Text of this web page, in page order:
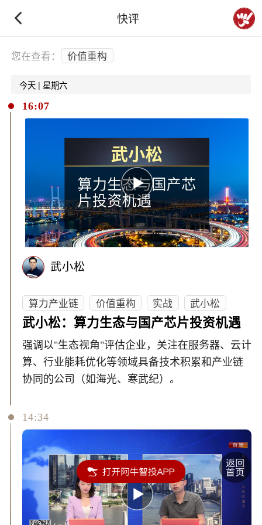
快评
下拉刷新
您在查看： 价值重构
今天 | 星期六
16:07
武小松
算力产业链 价值重构 实战
武小松
武小松：算力生态与国产芯片投资机遇
强调以"生态视角"评估企业，关注在服务器、云计
算、行业能耗优化等领域具备技术积累和产业链
协同的公司（如海光、寒武纪）。
14:34